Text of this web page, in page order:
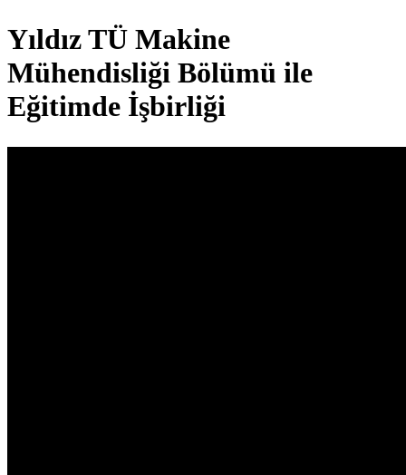
Yıldız TÜ Makine
Mühendisliği Bölümü ile
Eğitimde İşbirliği